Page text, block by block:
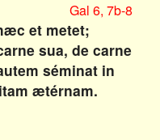
Gal 6, 7b-8
et metet;
sua, de carne
séminat in
ætérnam.